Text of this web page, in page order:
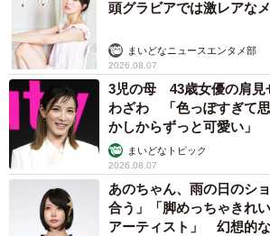
頭グラビアでは激レアな
まいどなニュースエンタメ部
2026.08.07
3児の母 43歳女優の肩見
わざわ 「色っぽすぎて
かしからずっと可愛い」
まいどなトピック
2026.08.07
あのちゃん、雨の日のシ
合う」「脚めっちゃきれ
アーティスト」 幻想的